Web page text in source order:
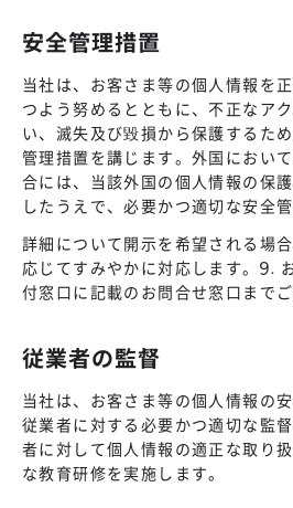
安全管理措置
当社は、お客さま等の個人情報を
つよう努めるとともに、不正なア
い、滅失及び毀損から保護するた
管理措置を講じます。外国におい
合には、当該外国の個人情報の保
したうえで、必要かつ適切な安全
詳細について開示を希望される場
応じてすみやかに対応します。9.
付窓口に記載のお問合せ窓口までご
従業者の監督
当社は、お客さま等の個人情報の
従業者に対する必要かつ適切な監
者に対して個人情報の適正な取り
な教育研修を実施します。